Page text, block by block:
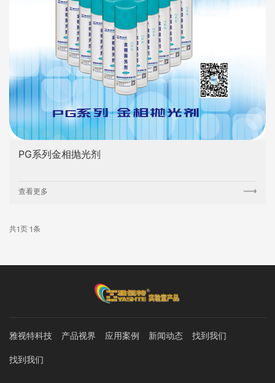
PG系列金相抛光剂
查看更多
共1页 1条
雅视特科技 产品视界 应用案例 新闻动态 找到我们
找到我们